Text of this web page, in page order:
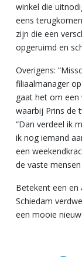
winkel die
eens
zijn die een
opgeruimd en
Overigens:
filiaalmanager
gaat het om een
waarbij Prins de
“Dan verdeel ik
ik nog iemand
een
de vaste
Betekent een en
Schiedam
een mooie